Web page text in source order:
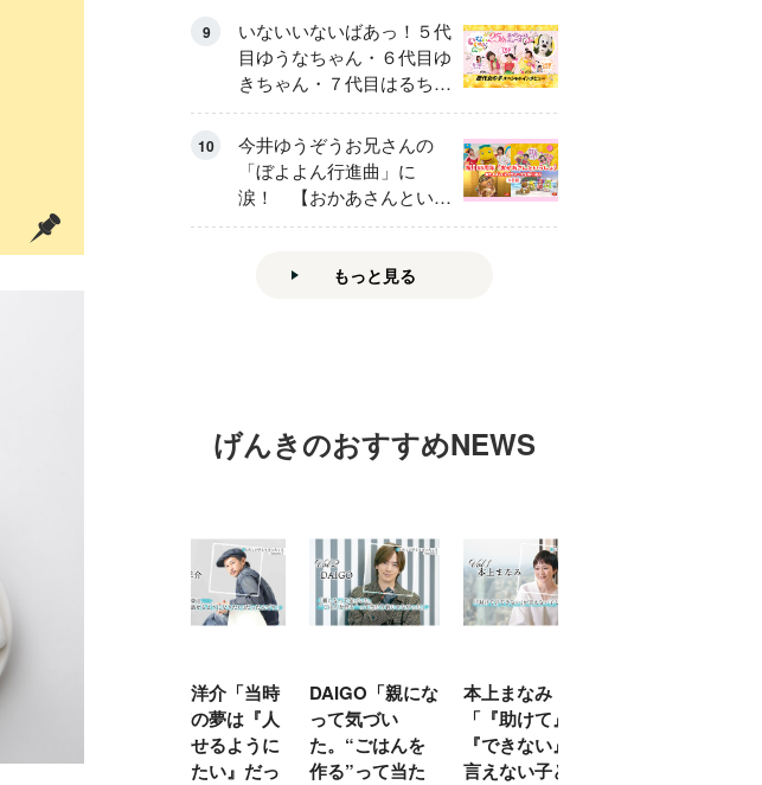
9
いないいないばあっ！５代
目ゆうなちゃん・６代目ゆ
きちゃん・７代目はるちゃ
ん スペシャルインタビュ
ー
10
今井ゆうぞうお兄さんの
「ぼよよん行進曲」に
涙！ 【おかあさんといっ
しょ65周年特別番組】
もっと見る
げんきのおすすめNEWS
長谷川あかり
リもなかった」
窪塚洋介「当時
の俺の夢は『人
と話せるように
なりたい』だっ
DAIGO「親にな
って気づい
た。“ごはんを
作る”って当た
本上まなみ
「『助けて』
『できない』が
言えない子ども